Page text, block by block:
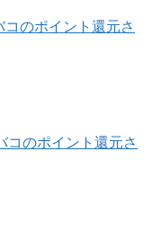
コのポイント還元さ
コのポイント還元さ